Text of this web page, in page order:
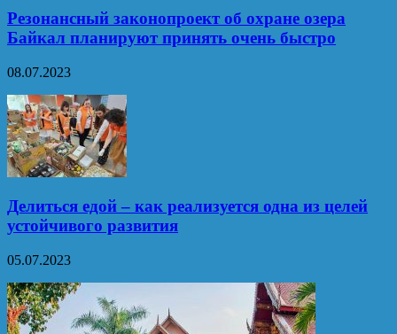
Резонансный законопроект об охране озера
Байкал планируют принять очень быстро
08.07.2023
Делиться едой – как реализуется одна из целей
устойчивого развития
05.07.2023